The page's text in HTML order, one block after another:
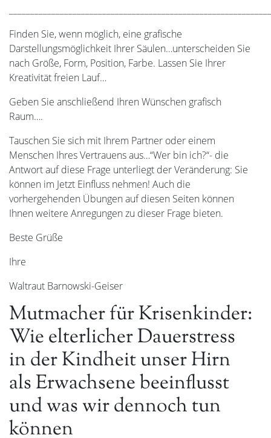
Finden Sie, wenn möglich, eine grafische
Darstellungsmöglichkeit Ihrer Säulen…unterscheiden Sie
nach Größe, Form, Position, Farbe. Lassen Sie Ihrer
Kreativität freien Lauf…
Geben Sie anschließend Ihren Wünschen grafisch
Raum….
Tauschen Sie sich mit Ihrem Partner oder einem
Menschen Ihres Vertrauens aus…“Wer bin ich?“- die
Antwort auf diese Frage unterliegt der Veränderung: Sie
können im Jetzt Einfluss nehmen! Auch die
vorhergehenden Übungen auf diesen Seiten können
Ihnen weitere Anregungen zu dieser Frage bieten.
Beste Grüße
Ihre
Waltraut Barnowski-Geiser
Mutmacher für Krisenkinder:
Wie elterlicher Dauerstress
in der Kindheit unser Hirn
als Erwachsene beeinflusst
und was wir dennoch tun
können